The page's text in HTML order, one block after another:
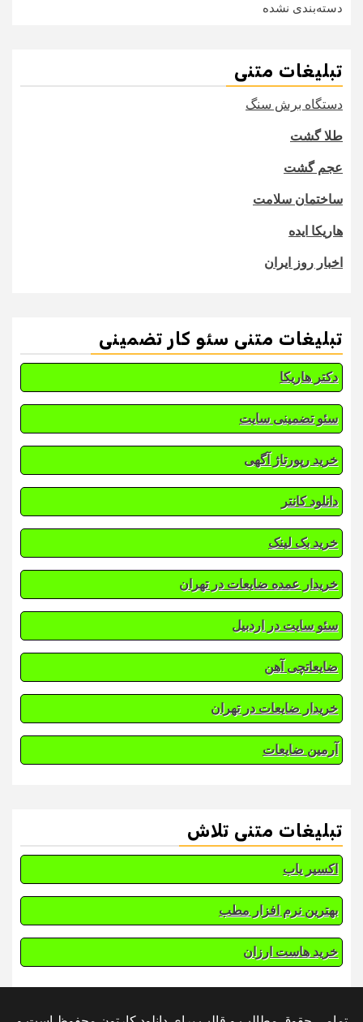
دسته‌بندی نشده
تبلیغات متنی
دستگاه برش سنگ
طلا گشت
عجم گشت
ساختمان سلامت
هاریکا ایده
اخبار روز ایران
تبلیغات متنی سئو کار تضمینی
دکتر هاریکا
سئو تضمینی سایت
خرید رپورتاژ آگهی
دانلود کانتر
خرید بک لینک
خریدار عمده ضایعات در تهران
سئو سایت در اردبیل
ضایعاتچی آهن
خریدار ضایعات در تهران
آرمین ضایعات
تبلیغات متنی تلاش
اکسیر یاب
بهترین نرم افزار مطب
خرید هاست ارزان